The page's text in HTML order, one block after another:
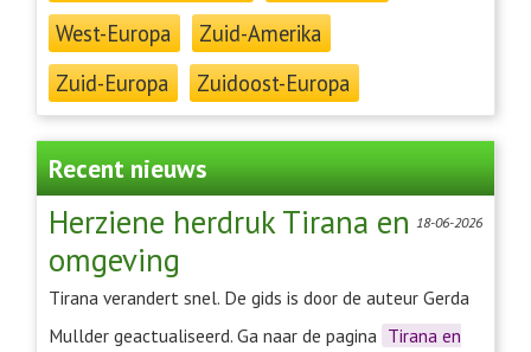
West-Europa
Zuid-Amerika
Zuid-Europa
Zuidoost-Europa
Recent nieuws
18-06-2026
Herziene herdruk Tirana en
omgeving
Tirana verandert snel. De gids is door de auteur Gerda
Mullder geactualiseerd. Ga naar de pagina Tirana en